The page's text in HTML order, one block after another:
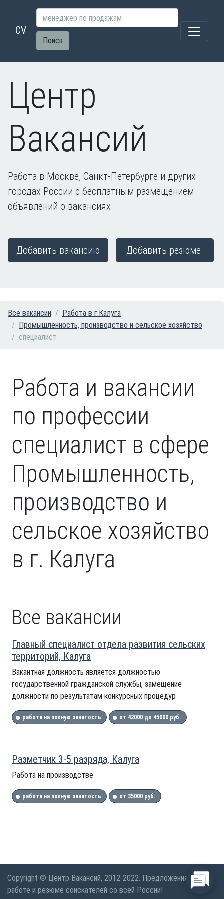
CV
Поиск
Центр
Вакансий
Работа в Москве, Санкт-Петербурге и других
городах России с бесплатным размещением
объявлений о вакансиях.
Добавить вакансию Добавить резюме
Все вакансии
Работа в г.Калуга
Промышленность, производство и сельское хозяйство
специалист
Работа и вакансии
по профессии
специалист в сфере
Промышленность,
производство и
сельское хозяйство
в г. Калуга
Все вакансии
Главный специалист отдела развития сельских
территорий, Калуга
Вакантная должность является должностью
государственной гражданской службы, замещение
должности по результатам конкурсных процедур
работа на полную занятость от 42000 до 45000 руб.
Разметчик 3-5 разряда, Калуга
Работа на производстве
работа на полную занятость от 35000 руб.
Copyright © Центр Вакансий, 2012-2022. Предложения по
работе и резюме соискателей со всей России!